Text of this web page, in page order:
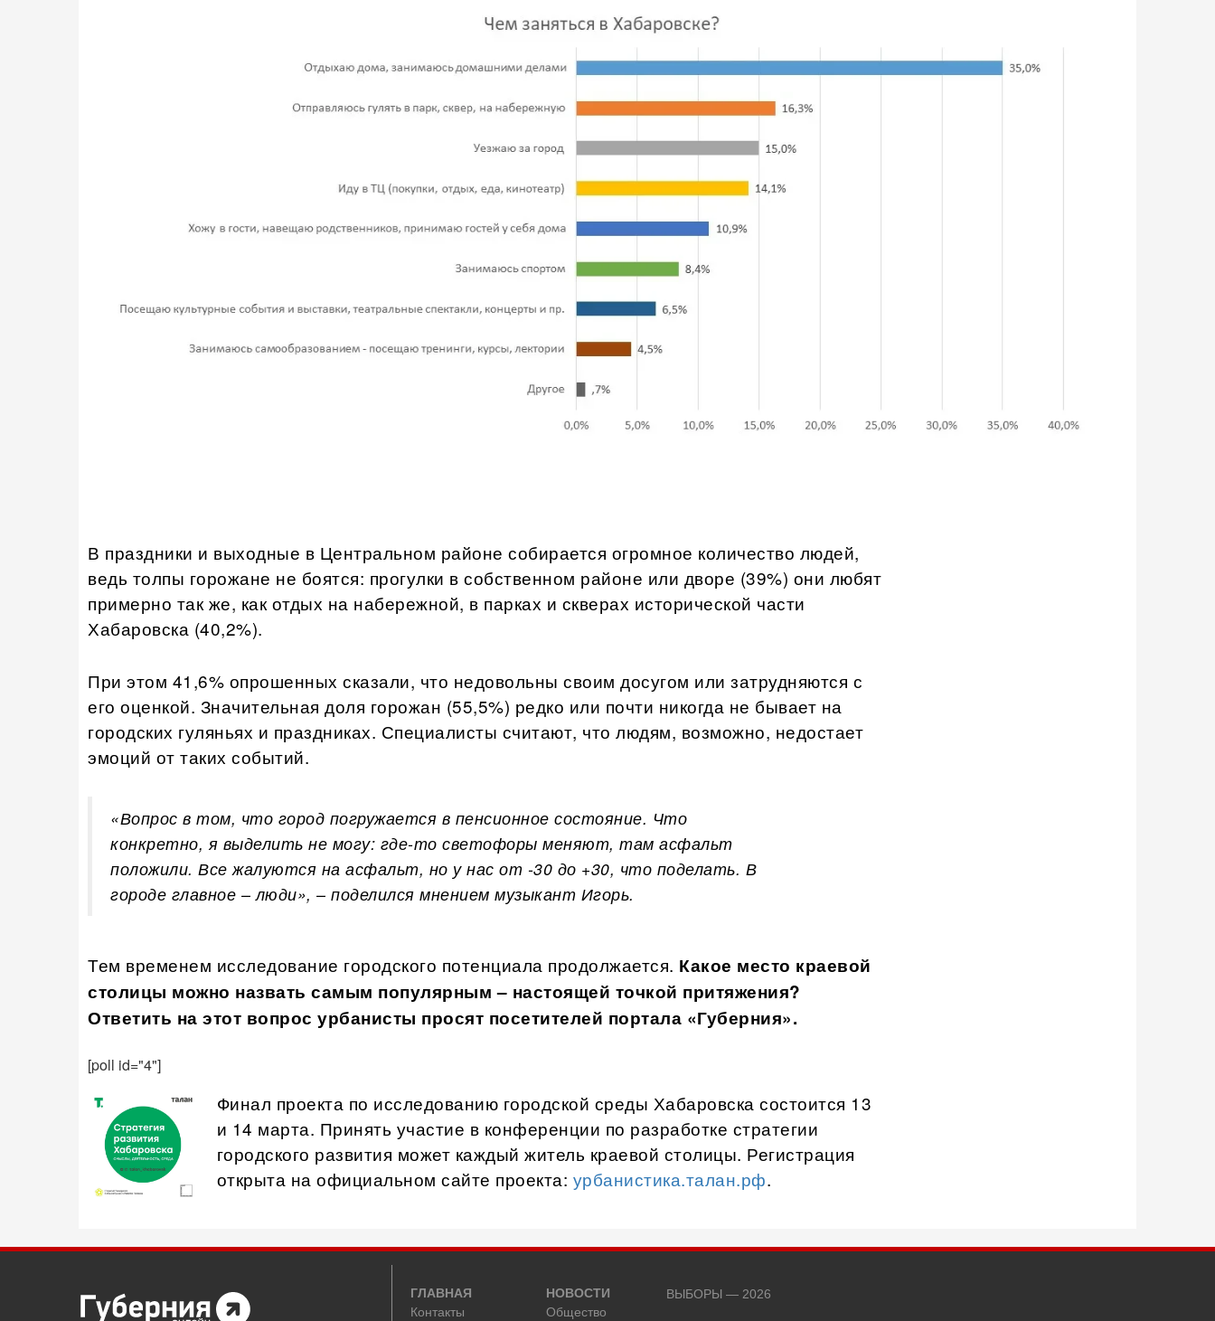
В праздники и выходные в Центральном районе собирается огромное количество людей,
ведь толпы горожане не боятся: прогулки в собственном районе или дворе (39%) они любят
примерно так же, как отдых на набережной, в парках и скверах исторической части
Хабаровска (40,2%).
При этом 41,6% опрошенных сказали, что недовольны своим досугом или затрудняются с
его оценкой. Значительная доля горожан (55,5%) редко или почти никогда не бывает на
городских гуляньях и праздниках. Специалисты считают, что людям, возможно, недостает
эмоций от таких событий.
«Вопрос в том, что город погружается в пенсионное состояние. Что
конкретно, я выделить не могу: где-то светофоры меняют, там асфальт
положили. Все жалуются на асфальт, но у нас от -30 до +30, что поделать. В
городе главное – люди», – поделился мнением музыкант Игорь.
Тем временем исследование городского потенциала продолжается. Какое место краевой
столицы можно назвать самым популярным – настоящей точкой притяжения?
Ответить на этот вопрос урбанисты просят посетителей портала «Губерния».
[poll id="4"]
Финал проекта по исследованию городской среды Хабаровска состоится 13
и 14 марта. Принять участие в конференции по разработке стратегии
городского развития может каждый житель краевой столицы. Регистрация
открыта на официальном сайте проекта: урбанистика.талан.рф.
ГЛАВНАЯ
Контакты
НОВОСТИ
Общество
ВЫБОРЫ — 2026